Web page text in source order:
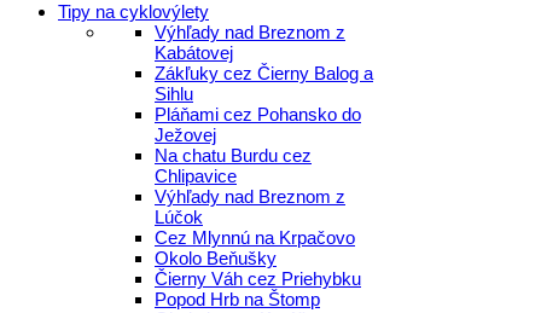
Tipy na cyklovýlety
Výhľady nad Breznom z
Kabátovej
Zákľuky cez Čierny Balog a
Sihlu
Pláňami cez Pohansko do
Ježovej
Na chatu Burdu cez
Chlipavice
Výhľady nad Breznom z
Lúčok
Cez Mlynnú na Krpačovo
Okolo Beňušky
Čierny Váh cez Priehybku
Popod Hrb na Štomp